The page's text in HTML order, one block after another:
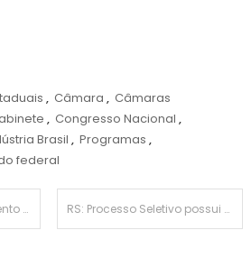
, Câmara , Câmaras
, Congresso Nacional ,
Brasil , Programas ,
federal
próprio RS: Processo Seletivo possui edital divulgado pela Prefeitura de Igrejinha